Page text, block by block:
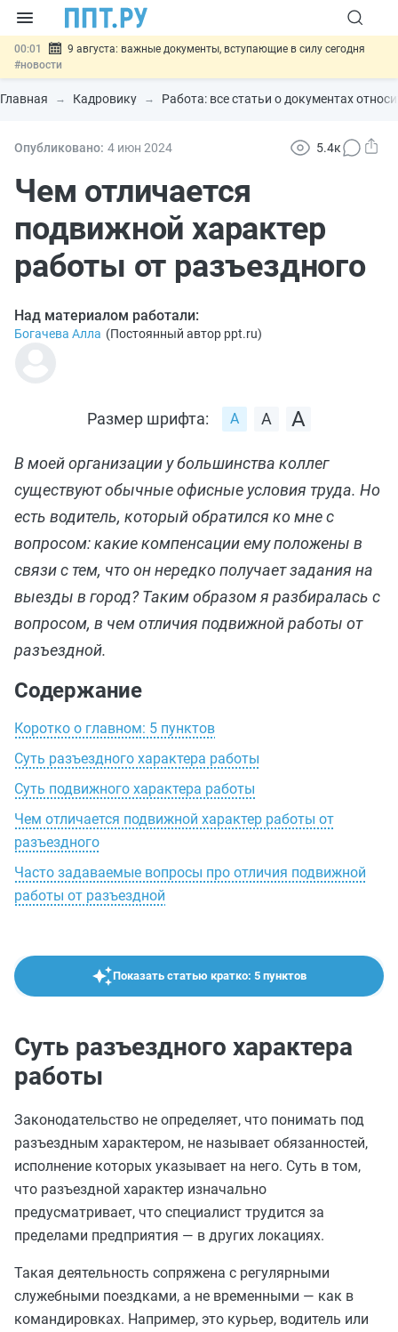
00:01
9 августа: важные документы, вступающие в силу сегодня
#новости
07.08 Подписан закон о блокировке продажи опасных товаров через
«Честный знак»#новости
07.08 Госпошлину за устранение ошибок в документах предлагают
07.08
отношений
#новости
Главная Кадровику Работа: все статьи о документах
Опубликовано: 4 июн 2024 5.4к
Чем отличается
подвижной характер
работы от разъездного
Над материалом работали:
Богачева Алла (Постоянный автор ppt.ru)
Размер шрифта:
В моей организации у большинства коллег
существуют обычные офисные условия труда. Но
есть водитель, который обратился ко мне с
вопросом: какие компенсации ему положены в
связи с тем, что он нередко получает задания на
выезды в город? Таким образом я разбиралась с
вопросом, в чем отличия подвижной работы от
разъездной.
Содержание
Коротко о главном: 5 пунктов
Суть разъездного характера работы
Суть подвижного характера работы
Чем отличается подвижной характер работы от
разъездного
Часто задаваемые вопросы про отличия подвижной
работы от разъездной
Показать статью кратко: 5 пунктов
Суть разъездного характера
работы
Законодательство не определяет, что понимать под
разъездным характером, не называет обязанностей,
исполнение которых указывает на него. Суть в том,
что разъездной характер изначально
предусматривает, что специалист трудится за
пределами предприятия — в других локациях.
Такая деятельность сопряжена с регулярными
служебными поездками, а не временными — как в
командировках. Например, это курьер, водитель или